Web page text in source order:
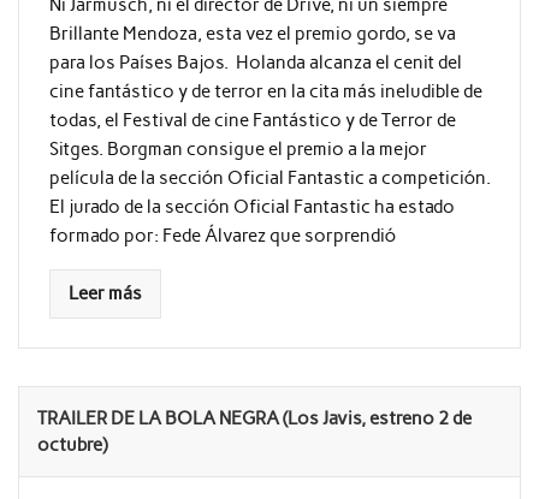
Ni Jarmusch, ni el director de Drive, ni un siempre
Brillante Mendoza, esta vez el premio gordo, se va
para los Países Bajos. Holanda alcanza el cenit del
cine fantástico y de terror en la cita más ineludible de
todas, el Festival de cine Fantástico y de Terror de
Sitges. Borgman consigue el premio a la mejor
película de la sección Oficial Fantastic a competición.
El jurado de la sección Oficial Fantastic ha estado
formado por: Fede Álvarez que sorprendió
Leer más
TRAILER DE LA BOLA NEGRA (Los Javis, estreno 2 de
octubre)